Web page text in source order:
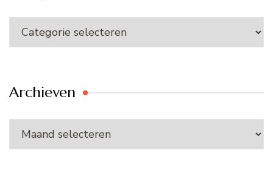
Categorieën
Archieven
Archieven